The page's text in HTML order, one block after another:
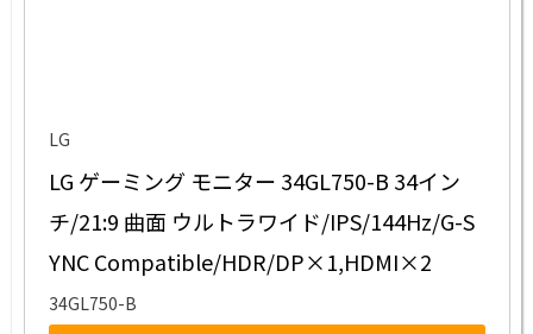
LG
LG ゲーミング モニター 34GL750-B 34イン
チ/21:9 曲面 ウルトラワイド/IPS/144Hz/G-S
YNC Compatible/HDR/DP×1,HDMI×2
34GL750-B